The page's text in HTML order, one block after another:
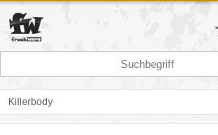
Killerbody